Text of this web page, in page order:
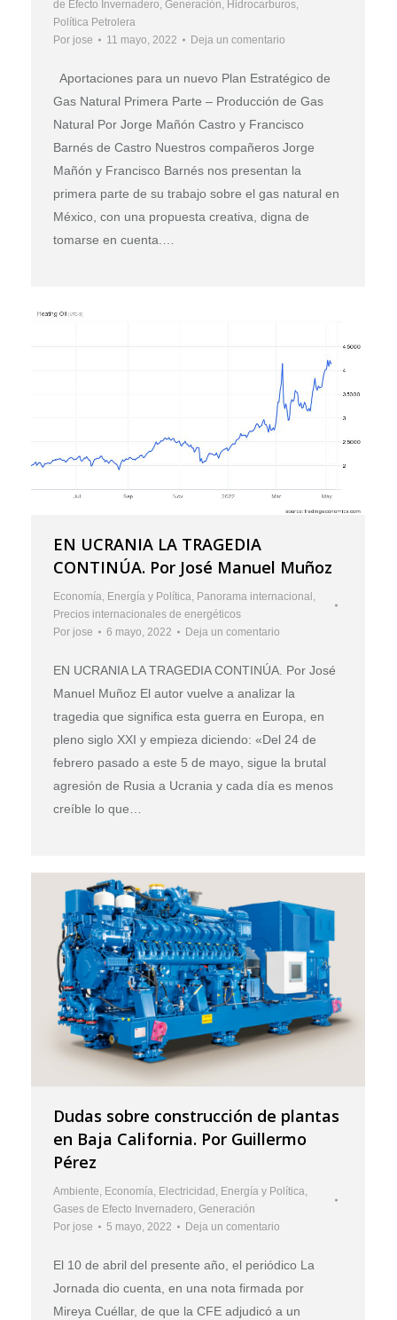
de Efecto Invernadero Generación Hidrocarburos
Política Petrolera
Por jose 11 mayo, 2022 Deja un comentario
Aportaciones para un nuevo Plan Estratégico de
Gas Natural Primera Parte – Producción de Gas
Natural Por Jorge Mañón Castro y Francisco
Barnés de Castro Nuestros compañeros Jorge
Mañón y Francisco Barnés nos presentan la
primera parte de su trabajo sobre el gas natural en
México, con una propuesta creativa, digna de
tomarse en cuenta.…
EN UCRANIA LA TRAGEDIA
CONTINÚA. Por José Manuel Muñoz
Economía Energía y Política Panorama internacional
Precios internacionales de energéticos
Por jose 6 mayo, 2022 Deja un comentario
EN UCRANIA LA TRAGEDIA CONTINÚA. Por José
Manuel Muñoz El autor vuelve a analizar la
tragedia que significa esta guerra en Europa, en
pleno siglo XXI y empieza diciendo: «Del 24 de
febrero pasado a este 5 de mayo, sigue la brutal
agresión de Rusia a Ucrania y cada día es menos
creíble lo que…
Dudas sobre construcción de plantas
en Baja California. Por Guillermo
Pérez
Ambiente, Economía, Electricidad , Energía y Política,
Gases de Efecto Invernadero, Generación
Por jose 5 mayo, 2022 Deja un comentario
El 10 de abril del presente año, el periódico La
Jornada dio cuenta, en una nota firmada por
Mireya Cuéllar, de que la CFE adjudicó a un